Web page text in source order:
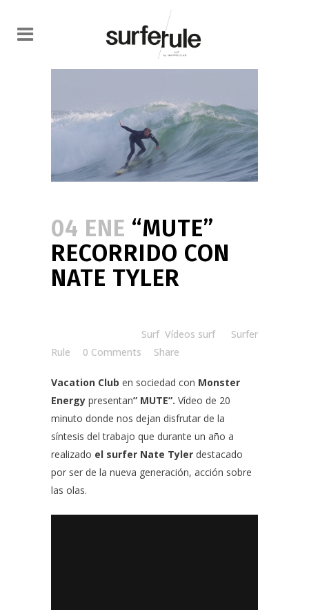
04 ENE “MUTE”
RECORRIDO CON
NATE TYLER
Surf Vídeos surf
Surfer
Rule
0 Comments Share
Vacation Club en sociedad con Monster
Energy presentan” MUTE”. Vídeo de 20
minuto donde nos dejan disfrutar de la
síntesis del trabajo que durante un año a
realizado el surfer Nate Tyler destacado
por ser de la nueva generación, acción sobre
las olas.